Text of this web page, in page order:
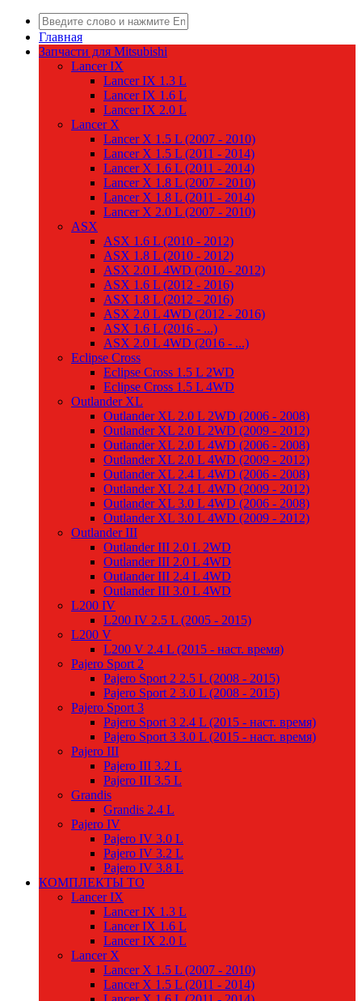
Главная
Запчасти для Mitsubishi
Lancer IX
Lancer IX 1.3 L
Lancer IX 1.6 L
Lancer IX 2.0 L
Lancer X
Lancer X 1.5 L (2007 - 2010)
Lancer X 1.5 L (2011 - 2014)
Lancer X 1.6 L (2011 - 2014)
Lancer X 1.8 L (2007 - 2010)
Lancer X 1.8 L (2011 - 2014)
Lancer X 2.0 L (2007 - 2010)
ASX
ASX 1.6 L (2010 - 2012)
ASX 1.8 L (2010 - 2012)
ASX 2.0 L 4WD (2010 - 2012)
ASX 1.6 L (2012 - 2016)
ASX 1.8 L (2012 - 2016)
ASX 2.0 L 4WD (2012 - 2016)
ASX 1.6 L (2016 - ...)
ASX 2.0 L 4WD (2016 - ...)
Eclipse Cross
Eclipse Cross 1.5 L 2WD
Eclipse Cross 1.5 L 4WD
Outlander XL
Outlander XL 2.0 L 2WD (2006 - 2008)
Outlander XL 2.0 L 2WD (2009 - 2012)
Outlander XL 2.0 L 4WD (2006 - 2008)
Outlander XL 2.0 L 4WD (2009 - 2012)
Outlander XL 2.4 L 4WD (2006 - 2008)
Outlander XL 2.4 L 4WD (2009 - 2012)
Outlander XL 3.0 L 4WD (2006 - 2008)
Outlander XL 3.0 L 4WD (2009 - 2012)
Outlander III
Outlander III 2.0 L 2WD
Outlander III 2.0 L 4WD
Outlander III 2.4 L 4WD
Outlander III 3.0 L 4WD
L200 IV
L200 IV 2.5 L (2005 - 2015)
L200 V
L200 V 2.4 L (2015 - наст. время)
Pajero Sport 2
Pajero Sport 2 2.5 L (2008 - 2015)
Pajero Sport 2 3.0 L (2008 - 2015)
Pajero Sport 3
Pajero Sport 3 2.4 L (2015 - наст. время)
Pajero Sport 3 3.0 L (2015 - наст. время)
Pajero III
Pajero III 3.2 L
Pajero III 3.5 L
Grandis
Grandis 2.4 L
Pajero IV
Pajero IV 3.0 L
Pajero IV 3.2 L
Pajero IV 3.8 L
КОМПЛЕКТЫ ТО
Lancer IX
Lancer IX 1.3 L
Lancer IX 1.6 L
Lancer IX 2.0 L
Lancer X
Lancer X 1.5 L (2007 - 2010)
Lancer X 1.5 L (2011 - 2014)